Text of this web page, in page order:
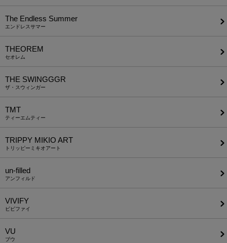
The Endless Summer
エンドレスサマー
THEOREM
セオレム
THE SWINGGGR
ザ・スウィンガー
TMT
ティーエムティー
TRIPPY MIKIO ART
トリッピーミキオアート
un-filled
アンフィルド
VIVIFY
ビビファイ
VU
ブウ